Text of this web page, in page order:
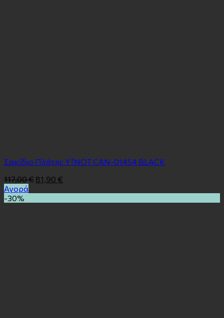
Σακίδιο Πλάτης Y?NOT CAN-014S4 BLACK
117,00€ 81,90 €
Αγορά
-30%